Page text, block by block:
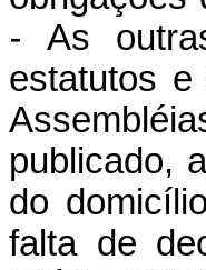
- As
estatutos
publicado,
do
falta de